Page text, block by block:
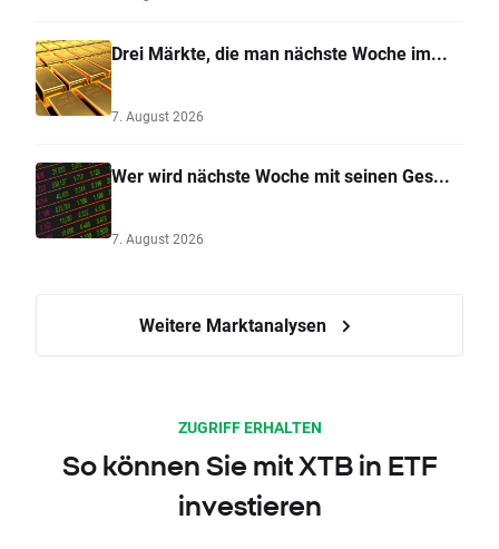
Drei Märkte, die man nächste Woche im...
7. August 2026
Wer wird nächste Woche mit seinen Ges...
7. August 2026
Weitere Marktanalysen
ZUGRIFF ERHALTEN
So können Sie mit XTB in ETF
investieren